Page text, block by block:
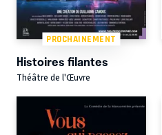
PROCHAINEMENT
Histoires filantes
Théâtre de l'Œuvre